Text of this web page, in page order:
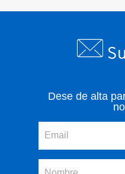
Dese de alta